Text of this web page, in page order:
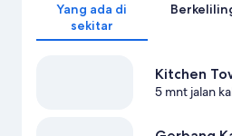
Yang ada di
sekitar
Kitchen
5 mnt jalan